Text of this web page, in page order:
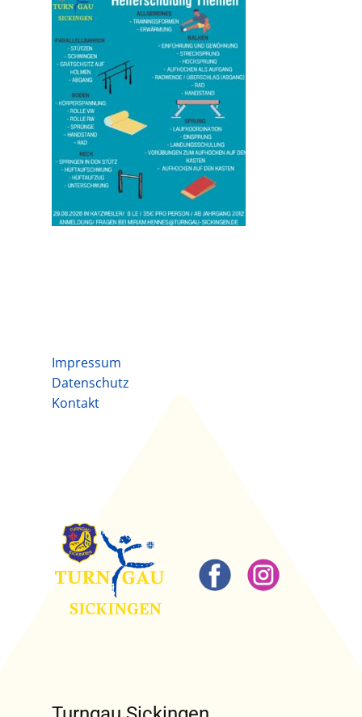
Impressum
Datenschutz
Kontakt